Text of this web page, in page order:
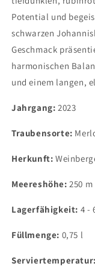
Potential und
schwarzen
Geschmack
harmonischen
und einem langen,
Jahrgang: 2023
Traubensorte:
Herkunft:
Meereshöhe: 250 m
Lagerfähigkeit: 4 -
Füllmenge: 0,75 l
Serviertemperatur: